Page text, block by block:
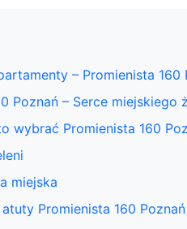
– Promienista 160
Poznań – Serce miejskiego
wybrać Promienista 160
miejska
Promienista 160 Poznań